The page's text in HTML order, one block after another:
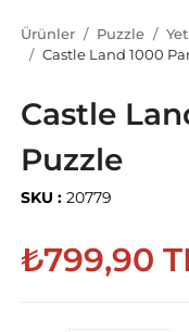
Ürünler Puzzle
Castle Land 1000
Castle
Puzzle
SKU : 20779
₺799,90